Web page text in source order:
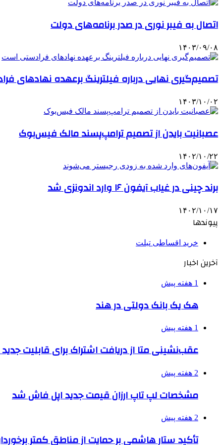
اتصال به فیبر نوری در صدر برنامه‌های دولت
۱۴۰۳/۰۹/۰۸
تصمیم‌گیری نهایی درباره فیلترینگ برعهده نهادهای
۱۴۰۳/۱۰/۰۲
عصبانیت بایدن از تصمیم ترامپ‌پسند مالک فیس‌بوک
۱۴۰۲/۱۰/۲۲
برند چینی در غیاب آیفون ۱۶ وارد اندونزی شد
۱۴۰۲/۱۰/۱۷
پیوندها
خرید اقساطی تبلت
آخرین اخبار
1 هفته پیش
هک یک بانک دولتی در هند
1 هفته پیش
عقب‌نشینی متا از دریافت اشتراک برای قابلیت
2 هفته پیش
مشخصات لپ تاپ ارزان قیمت جدید اپل فاش شد
2 هفته پیش
تأکید ستار هاشمی بر حمایت از مناطق کمتر